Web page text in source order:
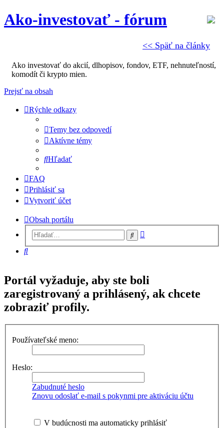
<< Späť na články
Ako-investovať - fórum
Ako investovať do akcií, dlhopisov, fondov, ETF, nehnuteľností,
komodít či krypto mien.
Prejsť na obsah
Rýchle odkazy
Temy bez odpovedí
Aktívne témy
Hľadať
FAQ
Prihlásiť sa
Vytvoriť účet
Obsah portálu
Hľadať
Hľadať
Portál vyžaduje, aby ste boli
zaregistrovaný a prihlásený, ak chcete
zobraziť profily.
Používateľské meno:
Heslo:
Zabudnuté heslo
Znovu odoslať e-mail s pokynmi pre aktiváciu účtu
V budúcnosti ma automaticky prihlásiť